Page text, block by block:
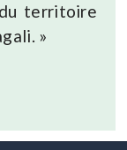
territoire
»